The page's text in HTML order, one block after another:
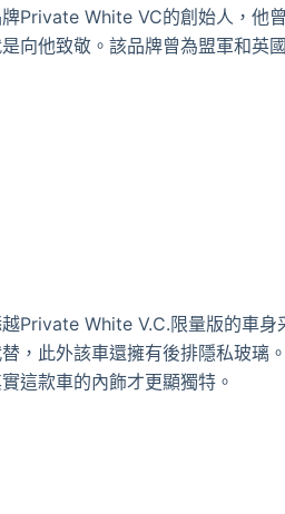
Private White VC的創始人，他
向他致敬。該品牌曾為盟軍和英
White V.C.限量版的車身
，此外該車還擁有後排隱私玻璃
這款車的內飾才更顯獨特。